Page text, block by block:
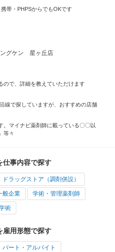
帯・PHPSからでもOKです
グケン 星ヶ丘店
ので、詳細を教えていただけます
線で探していますが、おすすめの店舗
。マイナビ薬剤師に載っている〇〇以
等々
仕事内容で探す
ドラッグストア（調剤併設）
般企業 学術・管理薬剤師
術
雇用形態で探す
パート・アルバイト